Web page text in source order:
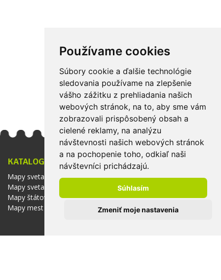
Používame cookies
Súbory cookie a ďalšie technológie
sledovania používame na zlepšenie
vášho zážitku z prehliadania našich
webových stránok, na to, aby sme vám
zobrazovali prispôsobený obsah a
cielené reklamy, na analýzu
návštevnosti našich webových stránok
a na pochopenie toho, odkiaľ naši
návštevníci prichádzajú.
Súhlasím
Zmeniť moje nastavenia
KATALOG
Mapy sveta
Mapy svetadielov
Mapy štátov
Mapy mest
INFORMÁCIE
Obchodné podmienky
Povrchové úpravy a
materiály
Kontakty